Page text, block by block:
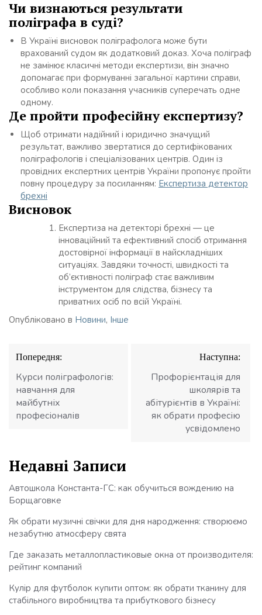
Чи визнаються результати
поліграфа в суді?
В Україні висновок поліграфолога може бути
врахований судом як додатковий доказ. Хоча поліграф
не замінює класичні методи експертизи, він значно
допомагає при формуванні загальної картини справи,
особливо коли показання учасників суперечать одне
одному.
Де пройти професійну експертизу?
Щоб отримати надійний і юридично значущий
результат, важливо звертатися до сертифікованих
поліграфологів і спеціалізованих центрів. Один із
провідних експертних центрів України пропонує пройти
повну процедуру за посиланням: Експертиза детектор
брехні
Висновок
Експертиза на детекторі брехні — це
інноваційний та ефективний спосіб отримання
достовірної інформації в найскладніших
ситуаціях. Завдяки точності, швидкості та
об’єктивності поліграф стає важливим
інструментом для слідства, бізнесу та
приватних осіб по всій Україні.
Опубліковано в Новини, Інше
Навігація
записів
Попередня:
Курси поліграфологів:
навчання для
майбутніх
професіоналів
Наступна:
Профорієнтація для
школярів та
абітурієнтів в Україні:
як обрати професію
усвідомлено
Недавні Записи
Автошкола Константа-ГС: как обучиться вождению на
Борщаговке
Як обрати музичні свічки для дня народження: створюємо
незабутню атмосферу свята
Где заказать металлопластиковые окна от производителя:
рейтинг компаний
Кулір для футболок купити оптом: як обрати тканину для
стабільного виробництва та прибуткового бізнесу